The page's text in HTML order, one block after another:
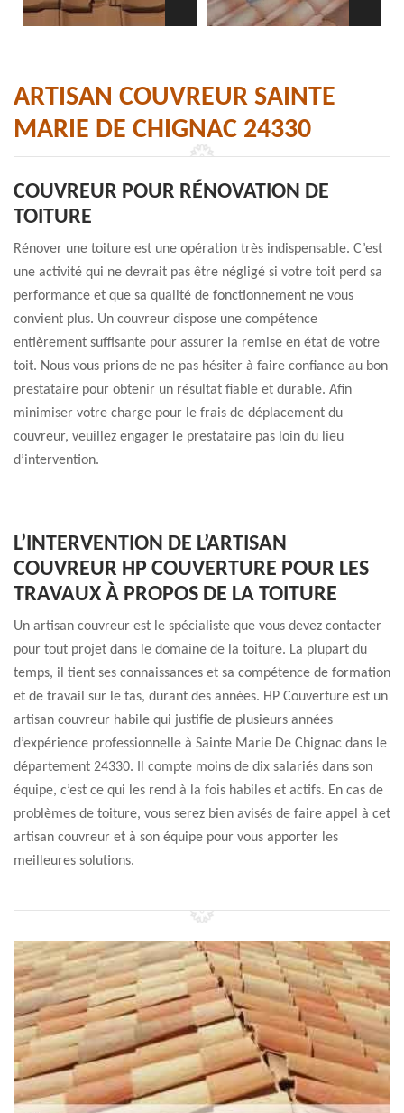
ARTISAN COUVREUR SAINTE
MARIE DE CHIGNAC 24330
COUVREUR POUR RÉNOVATION DE
TOITURE
Rénover une toiture est une opération très indispensable. C’est
une activité qui ne devrait pas être négligé si votre toit perd sa
performance et que sa qualité de fonctionnement ne vous
convient plus. Un couvreur dispose une compétence
entièrement suffisante pour assurer la remise en état de votre
toit. Nous vous prions de ne pas hésiter à faire confiance au bon
prestataire pour obtenir un résultat fiable et durable. Afin
minimiser votre charge pour le frais de déplacement du
couvreur, veuillez engager le prestataire pas loin du lieu
d’intervention.
L’INTERVENTION DE L’ARTISAN
COUVREUR HP COUVERTURE POUR LES
TRAVAUX À PROPOS DE LA TOITURE
Un artisan couvreur est le spécialiste que vous devez contacter
pour tout projet dans le domaine de la toiture. La plupart du
temps, il tient ses connaissances et sa compétence de formation
et de travail sur le tas, durant des années. HP Couverture est un
artisan couvreur habile qui justifie de plusieurs années
d’expérience professionnelle à Sainte Marie De Chignac dans le
département 24330. Il compte moins de dix salariés dans son
équipe, c’est ce qui les rend à la fois habiles et actifs. En cas de
problèmes de toiture, vous serez bien avisés de faire appel à cet
artisan couvreur et à son équipe pour vous apporter les
meilleures solutions.